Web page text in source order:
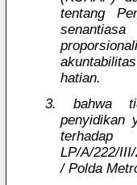
tentang
hatian.
3. bahwa
penyidikan
LP/A/222/
/ Polda